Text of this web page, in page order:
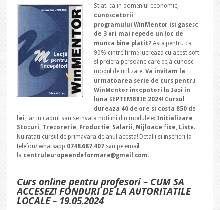
Stiati ca in domeniul economic,
cunoscatorii
programului WinMentor isi gasesc
de 3 ori mai repede un loc de
munca bine platit? Asta pentru ca
90% dintre firme lucreaza cu acest soft
si prefera persoane care deja cunosc
modul de utilizare. Va invitam la
urmatoarea serie de curs pentru
WinMentor incepatori la Iasi in
luna SEPTEMBRIE 2024! Cursul
dureaza 40 de ore si costa 850 de
lei, iar in cadrul sau se invata notiuni din modulele: Initializare,
Stocuri, Trezorerie, Productie, Salarii, Mijloace fixe, Liste.
Nu ratati cursul de primavara de anul acesta! Detalii si inscrieri la
telefon/ whatsapp 0748.687.407 sau pe email
la centruleuropeandeformare@gmail.com.
Curs online pentru profesori – CUM SA
ACCESEZI FONDURI DE LA AUTORITATILE
LOCALE – 19.05.2024